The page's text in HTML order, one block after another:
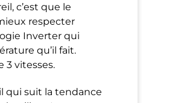
c’est que le
respecter
Inverter qui
qu’il fait.
3 vitesses.
qui suit la tendance